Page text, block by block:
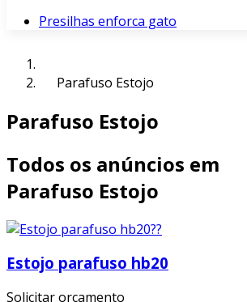
Presilhas enforca gato
Parafuso Estojo
Parafuso Estojo
Todos os anúncios em
Parafuso Estojo
Estojo parafuso hb20
Solicitar orçamento